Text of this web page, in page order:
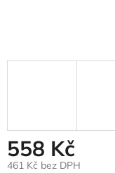
558 Kč
461 Kč bez DPH